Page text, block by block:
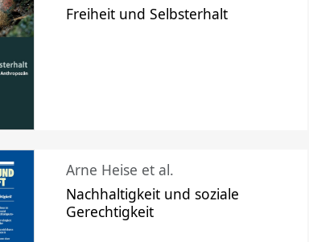
Freiheit und Selbsterhalt
Arne Heise et al.
Nachhaltigkeit und soziale
Gerechtigkeit